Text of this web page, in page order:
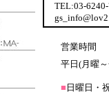
TEL:03-
営業時間
平日(月曜
■ 日曜日・